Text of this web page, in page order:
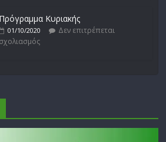
Πρόγραμμα Κυριακής
01/10/2020
Δεν επιτρέπεται
σχολιασμός